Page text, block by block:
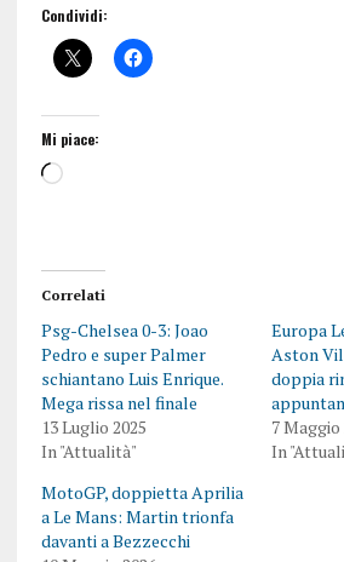
Condividi:
Mi piace:
Correlati
Psg-Chelsea 0-3: Joao
Pedro e super Palmer
schiantano Luis Enrique.
Mega rissa nel finale
13 Luglio 2025
In "Attualità"
Europa
Aston
doppia
7 Maggio
In
MotoGP, doppietta Aprilia
a Le Mans: Martin trionfa
davanti a Bezzecchi